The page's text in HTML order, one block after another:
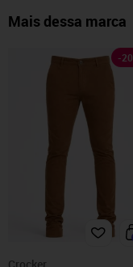
Mais dessa marca
-20